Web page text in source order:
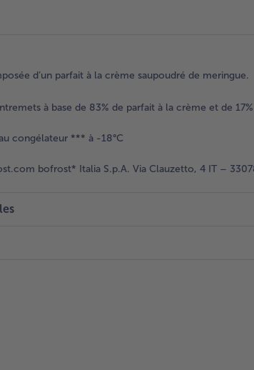
d’un parfait à la crème saupoudré de meringue.
à base de 83% de parfait à la crème et de
congélateur *** à -18°C
bofrost* Italia S.p.A. Via Clauzetto, 4 IT –